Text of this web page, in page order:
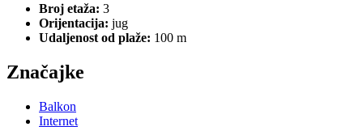
Broj etaža: 3
Orijentacija: jug
Udaljenost od plaže: 100 m
Značajke
Balkon
Internet